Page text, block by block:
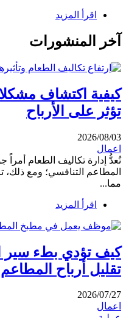
اقرأ المزيد
آخر المنشورات
كيفية اكتشاف
تؤثر على الأرباح
2026/08/03
اعمال
تُعدُّ إدارة تكاليف الطعام أمراً
المطاعم التنافسي؛ ومع ذلك،
مما...
اقرأ المزيد
كيف تؤدي بطء سير
تقليل أرباح المطاعم
2026/07/27
اعمال